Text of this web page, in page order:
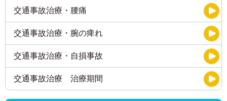
交通事故治療・腰痛
交通事故治療・腕の痺れ
交通事故治療・自損事故
交通事故治療 治療期間